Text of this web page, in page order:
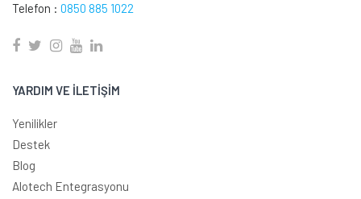
Telefon : 0850 885 1022
YARDIM VE İLETİŞİM
Yenilikler
Destek
Blog
Alotech Entegrasyonu